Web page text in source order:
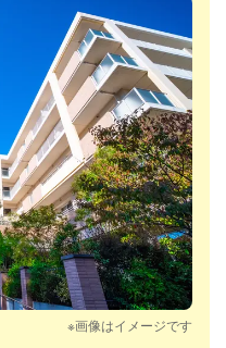
※画像はイメージです